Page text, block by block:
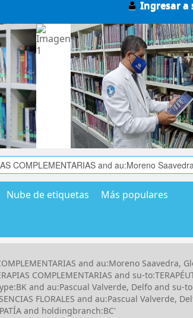
Ingresar a
Nube de etiquetas Más populares
and au:Moreno Saavedra,
COMPLEMENTARIAS and su-
and au:Pascual Valverde, Delfo and su-
FLORALES and au:Pascual Valverde,
and holdingbranch:BC'